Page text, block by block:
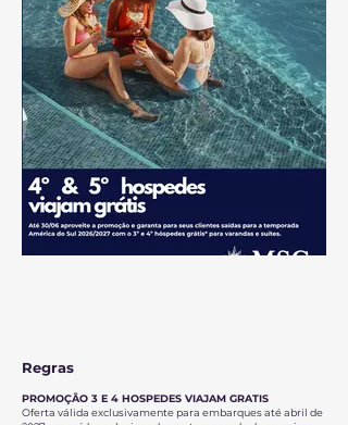
Regras
PROMOÇÃO 3 E 4 HOSPEDES VIAJAM GRATIS
Oferta válida exclusivamente para embarques até abril de